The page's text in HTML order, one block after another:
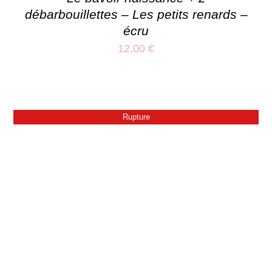
débarbouillettes – Les petits renards –
écru
12,00 €
Rupture